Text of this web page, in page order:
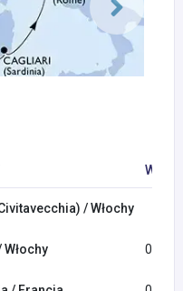
/ Włochy
Włochy 08:00